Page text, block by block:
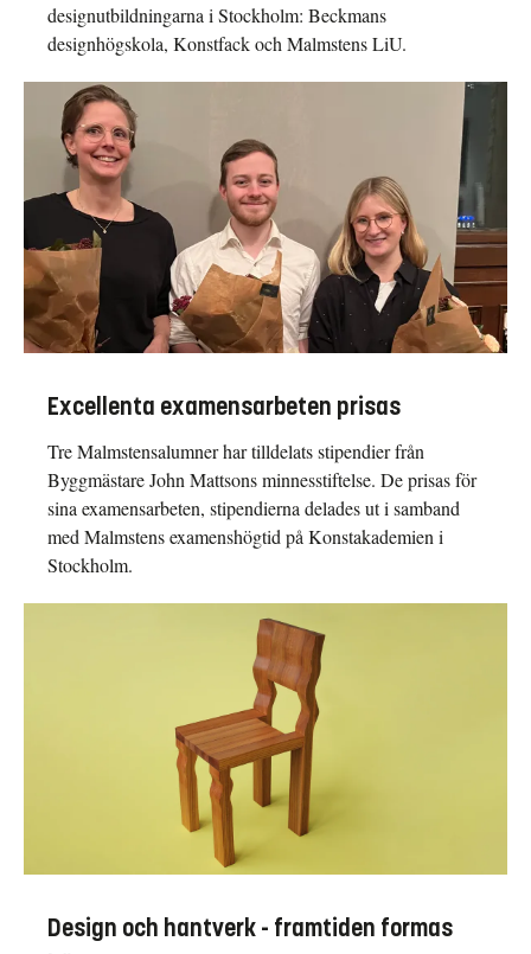
designutbildningarna i Stockholm: Beckmans
designhögskola, Konstfack och Malmstens LiU.
Excellenta examensarbeten prisas
Tre Malmstensalumner har tilldelats stipendier från
Byggmästare John Mattsons minnesstiftelse. De prisas för
sina examensarbeten, stipendierna delades ut i samband
med Malmstens examenshögtid på Konstakademien i
Stockholm.
Design och hantverk - framtiden formas